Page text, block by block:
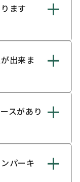
ます
出来ま
スがあり
パーキ